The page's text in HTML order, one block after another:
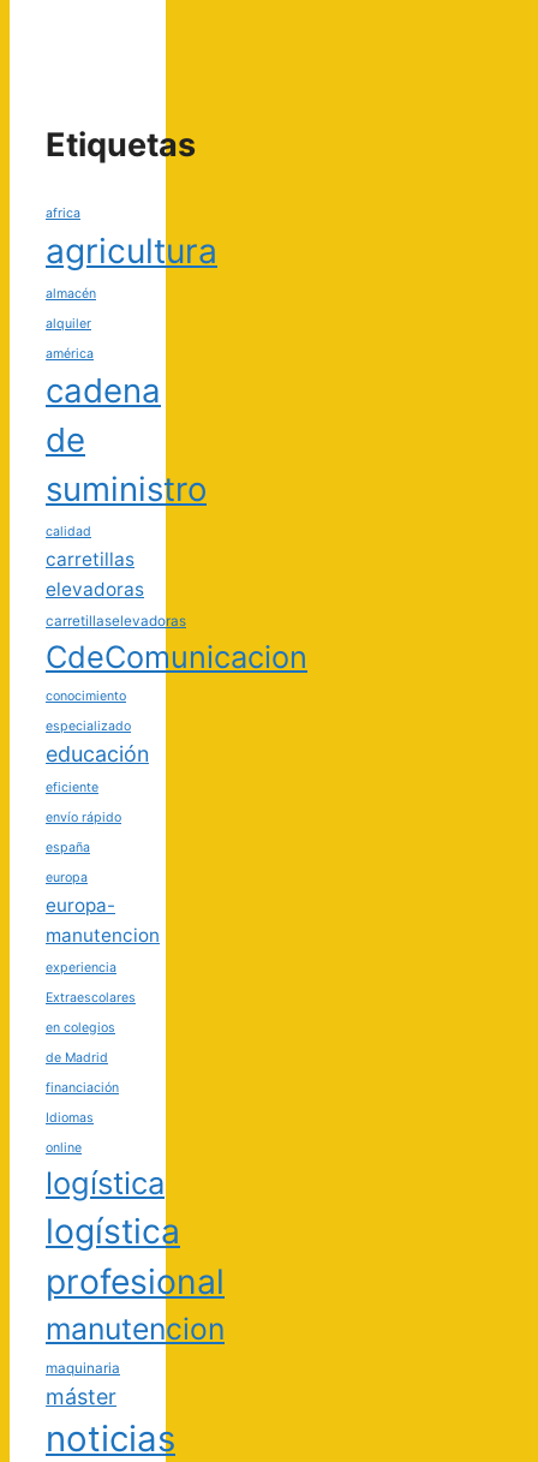
Etiquetas
africa
agricultura
almacén
alquiler
américa
cadena
de
suministro
calidad
carretillas
elevadoras
carretillaselevadoras
CdeComunicacion
conocimiento
especializado
educación
eficiente
envío rápido
españa
europa
europa-
manutencion
experiencia
Extraescolares
en colegios
de Madrid
financiación
Idiomas
online
logística
logística
profesional
manutencion
maquinaria
máster
noticias